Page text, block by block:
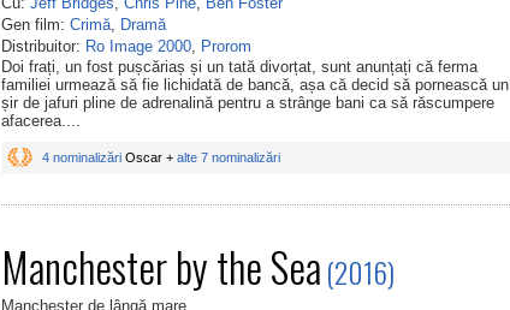
Gen film: Crimă, Dramă
Distribuitor: Ro Image 2000, Prorom
Doi frați, un fost pușcăriaș și un tată divorțat, sunt anunțați că ferma
familiei urmează să fie lichidată de bancă, așa că decid să pornească un
șir de jafuri pline de adrenalină pentru a strânge bani ca să răscumpere
afacerea....
4 nominalizări Oscar + alte 7 nominalizări
Manchester by the Sea(2016)
Manchester de lângă mare